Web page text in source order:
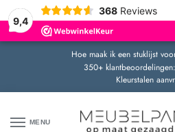
9,4
368 Reviews
Hoe maak ik een stuklijst
350+ klantbeoordelingen:
Kleurstalen
MENU